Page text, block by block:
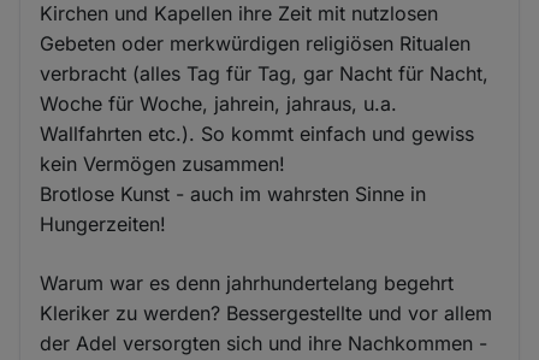
Kirchen und Kapellen ihre Zeit mit nutzlosen
Gebeten oder merkwürdigen religiösen Ritualen
verbracht (alles Tag für Tag, gar Nacht für Nacht,
Woche für Woche, jahrein, jahraus, u.a.
Wallfahrten etc.). So kommt einfach und gewiss
kein Vermögen zusammen!
Brotlose Kunst - auch im wahrsten Sinne in
Hungerzeiten!
Warum war es denn jahrhundertelang begehrt
Kleriker zu werden? Bessergestellte und vor allem
der Adel versorgten sich und ihre Nachkommen -